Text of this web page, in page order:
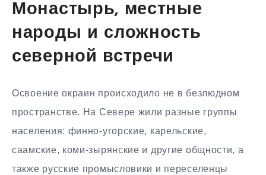
Монастырь, местные
народы и сложность
северной встречи
Освоение окраин происходило не в безлюдном
пространстве. На Севере жили разные группы
населения: финно-угорские, карельские,
саамские, коми-зырянские и другие общности, а
также русские промысловики и переселенцы